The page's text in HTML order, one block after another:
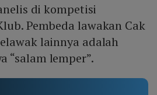
di kompetisi
Pembeda lawakan Cak
lainnya adalah
“salam lemper”.